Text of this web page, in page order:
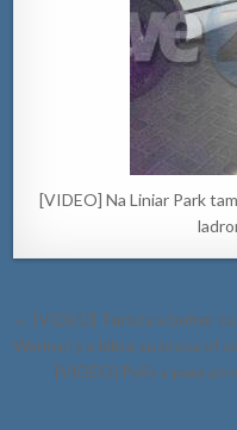
[VIDEO] Na Liniar Park
Post
navigation
← [VIDEO] Turista a bolter
Wariruri y a kibra su brasa of
[VIDEO] Polis a para